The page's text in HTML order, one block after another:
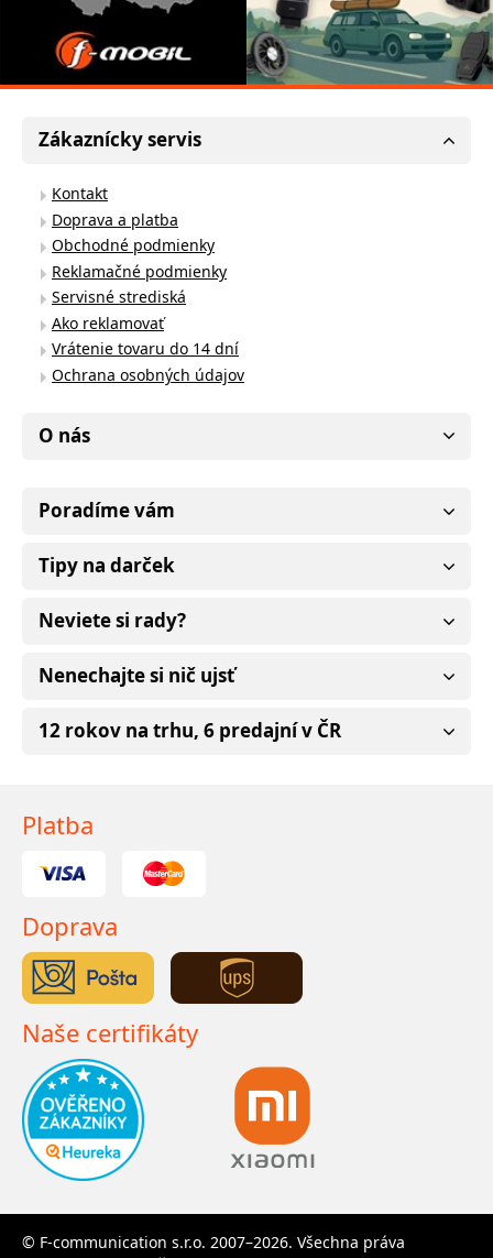
Zákaznícky servis
Kontakt
Doprava a platba
Obchodné podmienky
Reklamačné podmienky
Servisné strediská
Ako reklamovať
Vrátenie tovaru do 14 dní
Ochrana osobných údajov
O nás
Poradíme vám
Tipy na darček
Neviete si rady?
Nenechajte si nič ujsť
12 rokov na trhu, 6 predajní v ČR
Platba
Doprava
Naše certifikáty
© F-communication s.r.o. 2007–2026. Všechna práva